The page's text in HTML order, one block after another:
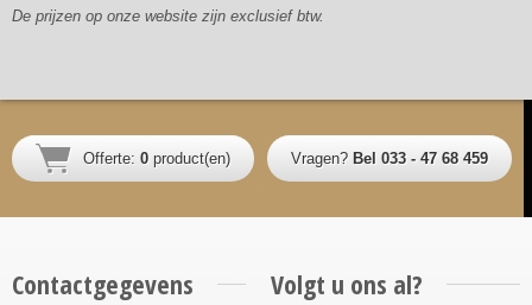
De prijzen op onze website zijn exclusief btw.
Offerte: 0 product(en) Vragen? Bel 033 - 47 68 459
Contactgegevens Volgt u ons al?